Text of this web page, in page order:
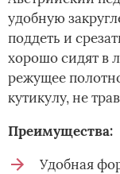
удобную
поддеть и
хорошо сидят в
режущее
кутикулу, не
Преимущества:
Удобная